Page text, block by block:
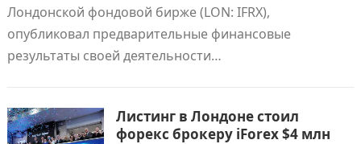
Лондонской фондовой бирже (LON: IFRX),
опубликовал предварительные финансовые
результаты своей деятельности…
Листинг в Лондоне стоил
форекс брокеру iForex $4 млн